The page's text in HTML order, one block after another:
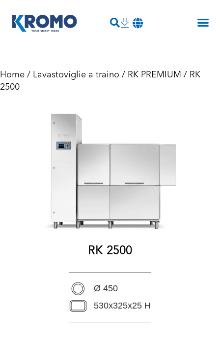
Home / Lavastoviglie a traino / RK PREMIUM / RK
2500
RK 2500
Ø 450
530x325x25 H